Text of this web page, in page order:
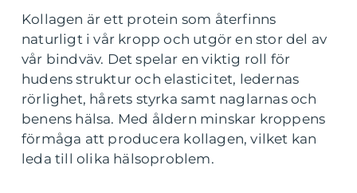
Kollagen är ett protein som återfinns
naturligt i vår kropp och utgör en stor del av
vår bindväv. Det spelar en viktig roll för
hudens struktur och elasticitet, ledernas
rörlighet, hårets styrka samt naglarnas och
benens hälsa. Med åldern minskar kroppens
förmåga att producera kollagen, vilket kan
leda till olika hälsoproblem.